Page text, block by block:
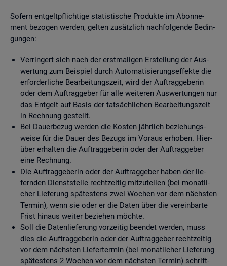
So­fern ent­gelt­pflich­ti­ge sta­tis­ti­sche Pro­duk­te im Abon­ne­
ment be­zo­gen wer­den, gel­ten zu­sätz­lich nach­fol­gen­de Be­din­
gun­gen:
Ver­rin­gert sich nach der erst­ma­li­gen Er­stel­lung der Aus­
wer­tung zum Bei­spiel durch Au­to­ma­ti­sie­rungs­ef­fek­te die
er­for­der­li­che Be­ar­bei­tungs­zeit, wird der Auf­trag­ge­be­rin
oder dem Auf­trag­ge­ber für alle wei­te­ren Aus­wer­tun­gen nur
das Ent­gelt auf Basis der tat­säch­li­chen Be­ar­bei­tungs­zeit
in Rech­nung ge­stellt.
Bei Dau­er­be­zug wer­den die Kos­ten jähr­lich be­zie­hungs­
wei­se für die Dauer des Be­zugs im Vor­aus er­ho­ben. Hier­
über er­hal­ten die Auf­trag­ge­be­rin oder der Auf­trag­ge­ber
eine Rech­nung.
Die Auf­trag­ge­be­rin oder der Auf­trag­ge­ber haben der lie­
fern­den Dienst­stel­le recht­zei­tig mit­zu­tei­len (bei mo­nat­li­
cher Lie­fe­rung spä­tes­tens zwei Wo­chen vor dem nächs­ten
Ter­min), wenn sie oder er die Daten über die ver­ein­bar­te
Frist hin­aus wei­ter be­zie­hen möch­te.
Soll die Da­ten­lie­fe­rung vor­zei­tig be­en­det wer­den, muss
dies die Auf­trag­ge­be­rin oder der Auf­trag­ge­ber recht­zei­tig
vor dem nächs­ten Lie­fer­ter­min (bei mo­nat­li­cher Lie­fe­rung
spä­tes­tens 2 Wo­chen vor dem nächs­ten Ter­min) schrift­